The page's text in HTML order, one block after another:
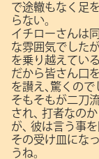
で途轍もなく足
らない。
イチローさんは
な雰囲気でしたが
を乗り越えてい
だから皆さん口
を讃え､驚くので
そもそもが二刀
され､
打者なの
が､
彼は言う事
その受け皿にな
うね。